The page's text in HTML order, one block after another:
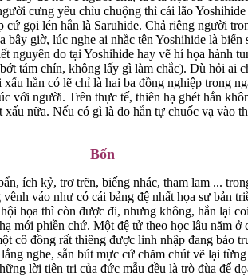
cưng yêu chìu chuộng thì cái lão
cứ gọi lén hắn là Saruhide. Chả riêng người
bây giờ, lúc nghe ai nhắc tên Yoshihide là biến
nguyên do tại Yoshihide hay vẽ hí họa hành
tám chín, không lấy gì làm chắc). Dù hỏi ai
hắn có lẽ chỉ là hai ba đồng nghiệp trong
với người. Trên thực tế, thiên hạ ghét hắn
nữa. Nếu có gì là do hắn tự chuốc vạ vào
Bốn
ích kỷ, trơ trẽn, biếng nhác, tham lam ...
váo như có cái bảng đệ nhất họa sư bản
họa thì còn được đi, nhưng không, hắn lại
mới phiền chứ. Một đệ tử theo học lâu năm ở
cô đồng rất thiêng được linh nhập đang báo
nghe, sẵn bút mực cứ chăm chút vẽ lại
lời tiên tri của đức mẫu đều là trò đùa để